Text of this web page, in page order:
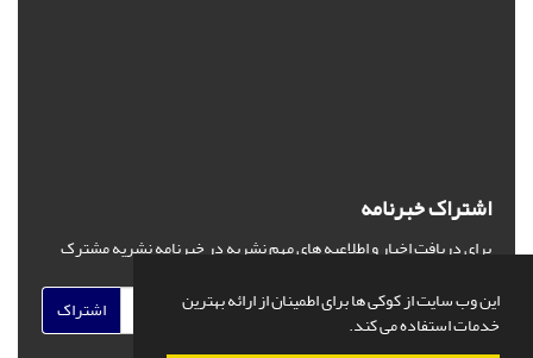
این وب سایت از کوکی ها برای اطمینان از ارائه بهترین
خدمات استفاده می کند.
اشتراک خبرنامه
برای دریافت اخبار و اطلاعیه های مهم نشریه در خبرنامه نشریه مشترک
اشتراک